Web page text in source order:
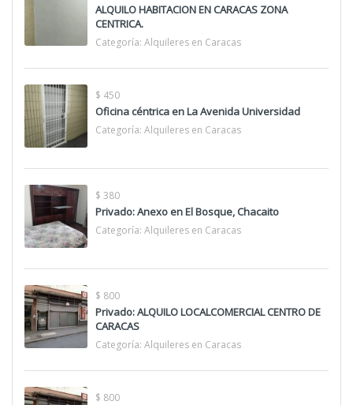
ALQUILO HABITACION EN CARACAS ZONA
CENTRICA.
Categoría: Alquileres en Caracas
$ 450
Oficina céntrica en La Avenida Universidad
Categoría: Alquileres en Caracas
$ 380
Privado: Anexo en El Bosque, Chacaito
Categoría: Alquileres en Caracas
$ 800
Privado: ALQUILO LOCALCOMERCIAL CENTRO DE
CARACAS
Categoría: Alquileres en Caracas
$ 800